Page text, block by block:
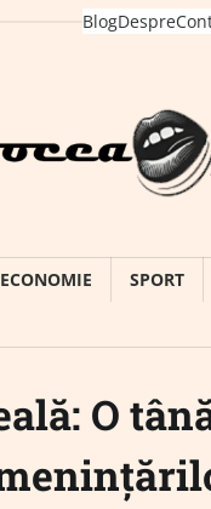
BlogDespre
ECONOMIE SPORT
O